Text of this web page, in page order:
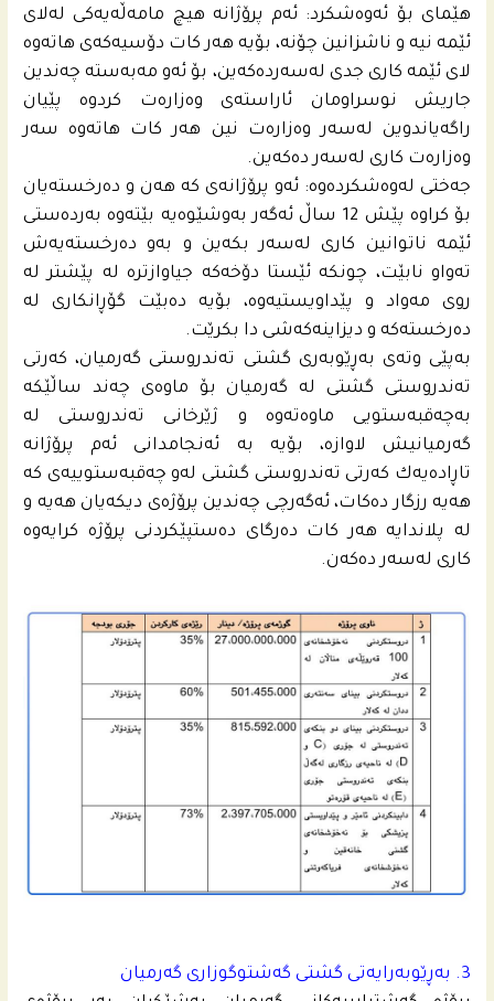
هێماى بۆ ئه‌وه‌شكرد: ئه‌م پرۆژانه‌ هیچ مامه‌ڵه‌یه‌كى له‌لاى
ئێمه‌ نیه‌ و ناشزانین چۆنه‌، بۆیه‌ هه‌ر كات دۆسیه‌كه‌ى هاته‌وه‌
لاى ئێمه‌ كارى جدى له‌سه‌رده‌كه‌ین، بۆ ئه‌و مه‌به‌سته‌ چه‌ندین
جاریش نوسراومان ئاراسته‌ى وه‌زاره‌ت كردوه‌ پێیان
راگه‌یاندوین له‌سه‌ر وه‌زاره‌ت نین هه‌ر كات هاته‌وه‌ سه‌ر
وه‌زاره‌ت كارى له‌سه‌ر ده‌كه‌ین.
جه‌ختى له‌وه‌شكرده‌وه‌: ئه‌و پرۆژانه‌ى كه‌ هه‌ن و ده‌رخسته‌یان
بۆ كراوه‌ پێش 12 ساڵ ئه‌گه‌ر به‌وشێوه‌یه‌ بێته‌وه‌ به‌رده‌ستى
ئێمه‌ ناتوانین كارى له‌سه‌ر بكه‌ین و به‌و ده‌رخسته‌یه‌ش
ته‌واو نابێت، چونكه‌ ئێستا دۆخه‌كه‌ جیاوازتره‌ له‌ پێشتر له‌
روى مه‌واد و پێداویستیه‌وه‌، بۆیه‌ ده‌بێت گۆڕانكارى له‌
ده‌رخسته‌كه‌ و دیزاینه‌كه‌شى دا بكرێت.
به‌پێى وته‌ى به‌ڕێوبه‌رى گشتى ته‌ندروستى گه‌رمیان، كه‌رتى
ته‌ندروستى گشتى له‌ گه‌رمیان بۆ ماوه‌ى چه‌ند ساڵێكه‌
به‌چه‌قبه‌ستویى ماوه‌ته‌وه‌ و ژێرخانى ته‌ندروستى له‌
گه‌رمیانیش لاوازه‌، بۆیه‌ به‌ ئه‌نجامدانى ئه‌م پرۆژانه‌
تاڕاده‌یه‌ك كه‌رتى ته‌ندروستى گشتى له‌و چه‌قبه‌ستوییه‌ى كه‌
هه‌یه‌ رزگار ده‌كات، ئه‌گه‌رچى چه‌ندین پرۆژه‌ى دیكه‌یان هه‌یه‌ و
له‌ پلاندایه‌ هه‌ر كات ده‌رگاى ده‌ستپێكردنى پرۆژه‌ كرایه‌وه‌
كارى له‌سه‌ر ده‌كه‌ن.
3. به‌ڕێوبه‌رایه‌تى گشتى گه‌شتوگوزارى گه‌رمیان